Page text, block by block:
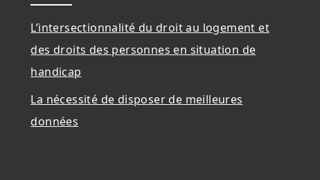
L’intersectionnalité du droit au logement et
des droits des personnes en situation de
handicap
La nécessité de disposer de meilleures
données